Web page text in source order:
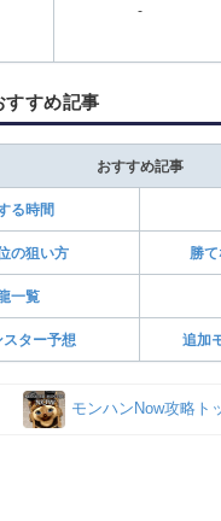
‐
すすめ記事
おすすめ記事
る時間
の狙い方 勝
一覧
スター予想 追加
モンハンNow攻略ト